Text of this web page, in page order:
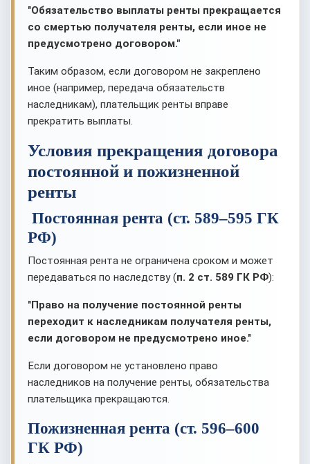
"Обязательство выплаты ренты прекращается
со смертью получателя ренты, если иное не
предусмотрено договором."
Таким образом, если договором не закреплено
иное (например, передача обязательств
наследникам), плательщик ренты вправе
прекратить выплаты.
Условия прекращения договора
постоянной и пожизненной
ренты
Постоянная рента (ст. 589–595 ГК
РФ)
Постоянная рента не ограничена сроком и может
передаваться по наследству (п. 2 ст. 589 ГК РФ):
"Право на получение постоянной ренты
переходит к наследникам получателя ренты,
если договором не предусмотрено иное."
Если договором не установлено право
наследников на получение ренты, обязательства
плательщика прекращаются.
Пожизненная рента (ст. 596–600
ГК РФ)